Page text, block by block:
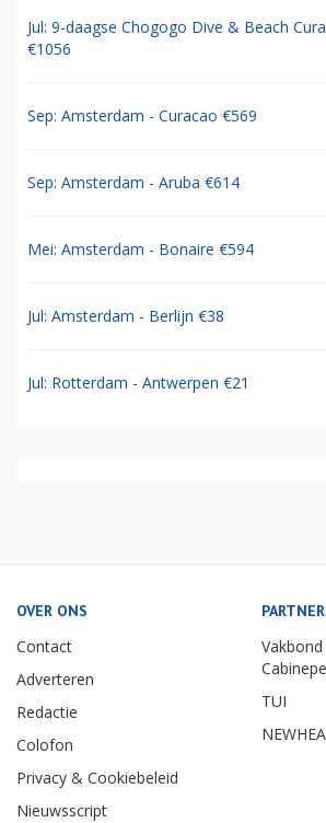
Jul: 9-daagse Chogogo Dive & Beach
€1056
Sep: Amsterdam - Curacao €569
Sep: Amsterdam - Aruba €614
Mei: Amsterdam - Bonaire €594
Jul: Amsterdam - Berlijn €38
Jul: Rotterdam - Antwerpen €21
OVER ONS
Contact
Adverteren
Redactie
Colofon
Privacy & Cookiebeleid
Nieuwsscript
TUI